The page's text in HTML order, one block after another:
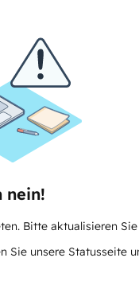
nein!
Bitte aktualisieren
Sie unsere Statusseite